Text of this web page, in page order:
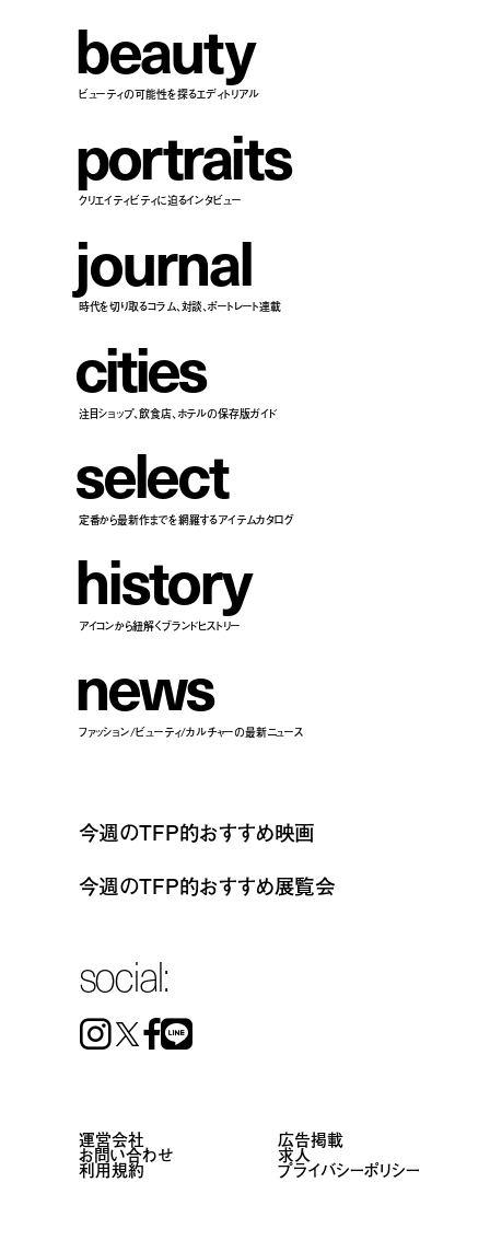
beauty
ビューティの可能性を探るエディトリアル
portraits
クリエイティビティに迫るインタビュー
journal
時代を切り取るコラム、対談、ポートレート連載
cities
注目ショップ、飲食店、ホテルの保存版ガイド
select
定番から最新作までを網羅するアイテムカタログ
history
アイコンから紐解くブランドヒストリー
news
ファッション/ビューティ/カルチャーの最新ニュース
今週のTFP的おすすめ映画
今週のTFP的おすすめ展覧会
social:
Instagram FacebookLine
運営会社 広告掲載
お問い合わせ 求人
利用規約 プライバシーポリシー